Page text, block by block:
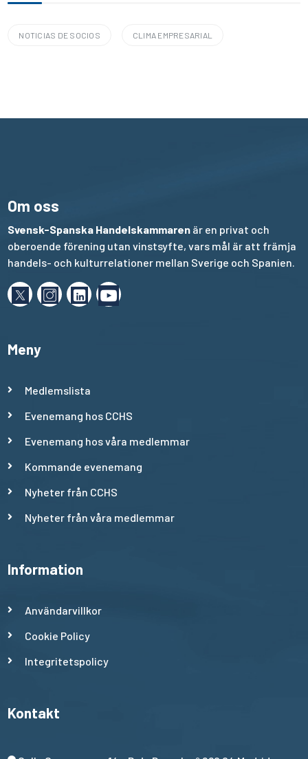
NOTICIAS DE SOCIOS CLIMA EMPRESARIAL
Om oss
Svensk-Spanska Handelskammaren är en privat och
oberoende förening utan vinstsyfte, vars mål är att främja
handels- och kulturrelationer mellan Sverige och Spanien.
Meny
Medlemslista
Evenemang hos CCHS
Evenemang hos våra medlemmar
Kommande evenemang
Nyheter från CCHS
Nyheter från våra medlemmar
Information
Användarvillkor
Cookie Policy
Integritetspolicy
Kontakt